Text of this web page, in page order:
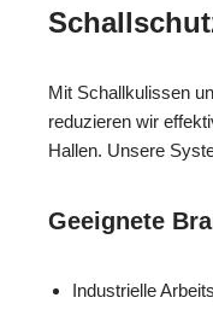
Mit Schallkulissen
reduzieren wir
Hallen. Unsere
Geeignete
Industrielle